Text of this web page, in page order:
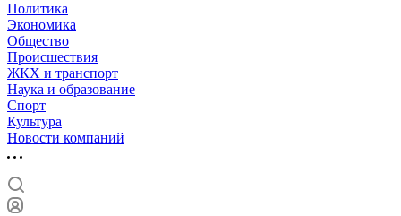
Политика
Экономика
Общество
Происшествия
ЖКХ и транспорт
Наука и образование
Спорт
Культура
Новости компаний